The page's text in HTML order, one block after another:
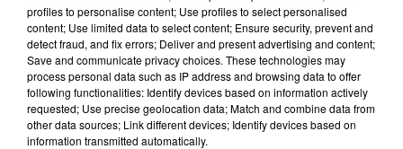
profiles to personalise content; Use profiles to select personalised
content; Use limited data to select content; Ensure security, prevent and
detect fraud, and fix errors; Deliver and present advertising and content;
Save and communicate privacy choices. These technologies may
process personal data such as IP address and browsing data to offer
following functionalities: Identify devices based on information actively
requested; Use precise geolocation data; Match and combine data from
other data sources; Link different devices; Identify devices based on
information transmitted automatically.